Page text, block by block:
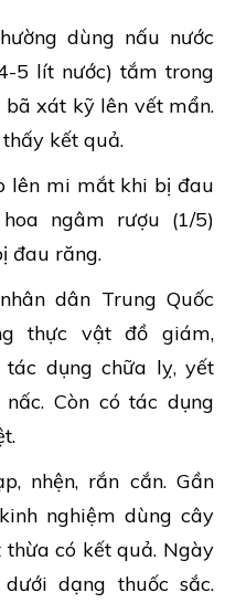
dùng nấu nước
5 lít nước) tắm trong
xát kỹ lên vết mẩn.
kết quả.
lên mi mắt khi bị đau
ngâm rượu (1/5)
đau răng.
dân Trung Quốc
thực vật đồ giám,
tác dụng chữa lỵ, yết
Còn có tác dụng
nhện, rắn cắn. Gần
nghiệm dùng cây
có kết quả. Ngày
dạng thuốc sắc.